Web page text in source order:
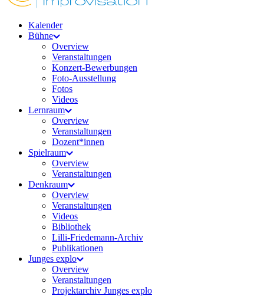
Kalender
Bühne
Overview
Veranstaltungen
Konzert-Bewerbungen
Foto-Ausstellung
Fotos
Videos
Lernraum
Overview
Veranstaltungen
Dozent*innen
Spielraum
Overview
Veranstaltungen
Denkraum
Overview
Veranstaltungen
Videos
Bibliothek
Lilli-Friedemann-Archiv
Publikationen
Junges explo
Overview
Veranstaltungen
Projektarchiv Junges explo